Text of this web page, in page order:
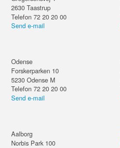
2630 Taastrup
Telefon 72 20 20 00
Send e-mail
Odense
Forskerparken 10
5230 Odense M
Telefon 72 20 20 00
Send e-mail
Aalborg
Norbis Park 100